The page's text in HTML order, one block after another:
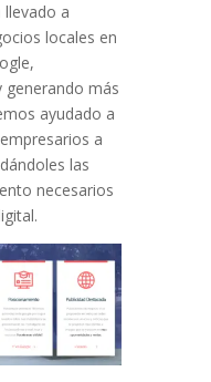
llevado a
locales en
generando más
ayudado a
a
las
necesarios